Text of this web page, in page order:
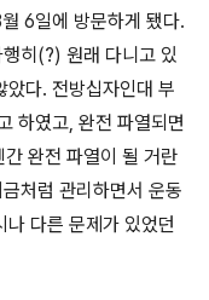
6일에 방문하게 됐다.
히(?) 원래 다니고 있
았다. 전방십자인대 부
하였고, 완전 파열되면
완전 파열이 될 거란
처럼 관리하면서 운동
다른 문제가 있었던